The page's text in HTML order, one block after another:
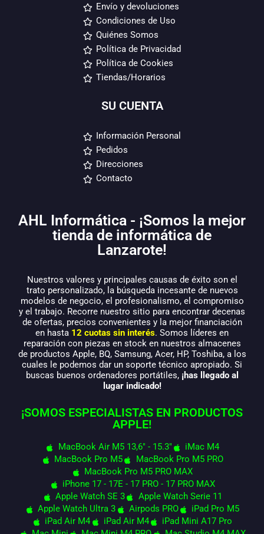
Envío y devoluciones
Condiciones de Uso
Quiénes Somos
Política de Privacidad
Política de Cookies
Tiendas/Horarios
SU CUENTA
Información Personal
Pedidos
Direcciones
Contacto
AHL Informática - ¡Somos la mejor
tienda de informática de
Lanzarote!
Nuestros valores y principales causas de éxito son el
trato personalizado, la búsqueda incesante de nuevos
modelos de negocio, el profesionalismo, el compromiso
y el trabajo. Recorre nuestro sitio para encontrar decenas
de ofertas, precios convenientes y la mejor financiación
en hasta 12 cuotas sin interés. Somos líderes en
reparación con piezas en stock en nuestros almacenes
de productos Apple, BQ, Samsung, Acer, HP, Toshiba, a los
cuales le podemos dar un soporte técnico apropiado. Si
buscas buenos ordenadores portátiles, ¡has llegado al
lugar indicado!
¡SOMOS ESPECIALISTAS EN PRODUCTOS
APPLE!
MacBook Air M5 13,6" - 15.3"
iMac M4
MacBook Pro M5
MacBook Pro M5 PRO
MacBook Pro M5 PRO MAX
iPhone 17 - 17E - 17 PRO - 17 PRO MAX
Apple Watch SE 3
Apple Watch Serie 11
Apple Watch Ultra 3
Airpods PRO
iPad Pro M5
iPad Air M4
iPad Air M4
iPad Mini A17 Pro